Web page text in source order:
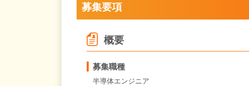
募集要項
概要
募集職種
半導体エンジニア